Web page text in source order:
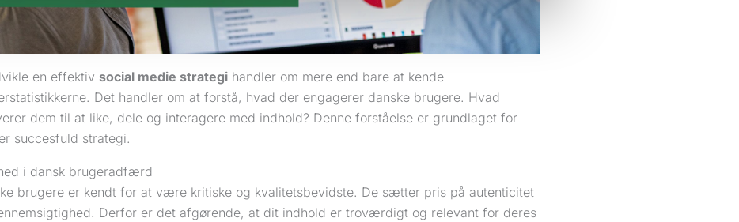
en effektiv social medie strategi handler om mere end bare at kende
Det handler om at forstå, hvad der engagerer danske brugere. Hvad
dem til at like, dele og interagere med indhold? Denne forståelse er grundlaget for
succesfuld strategi.
i dansk brugeradfærd
brugere er kendt for at være kritiske og kvalitetsbevidste. De sætter pris på autenticitet
Derfor er det afgørende, at dit indhold er troværdigt og relevant for deres